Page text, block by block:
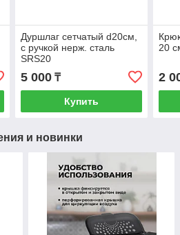
Дуршлаг сетчатый d20см,
с ручкой нерж. сталь
SRS20
5 000₸
Купить
20
2
и новинки